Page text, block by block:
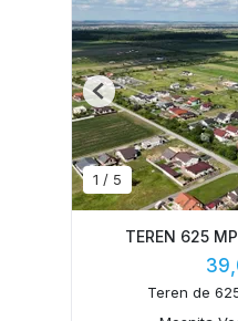
1 / 5
Previous
TEREN 625
Teren de